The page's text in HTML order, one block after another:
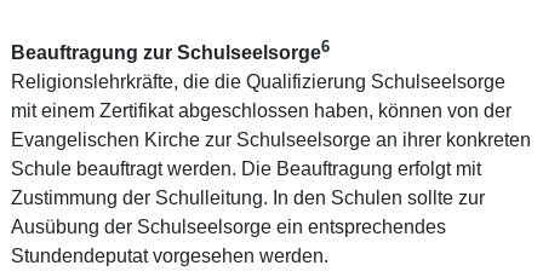
Beauftragung zur Schulseelsorge6
Religionslehrkräfte, die die Qualifizierung Schulseelsorge
mit einem Zertifikat abgeschlossen haben, können von der
Evangelischen Kirche zur Schulseelsorge an ihrer konkreten
Schule beauftragt werden. Die Beauftragung erfolgt mit
Zustimmung der Schulleitung. In den Schulen sollte zur
Ausübung der Schulseelsorge ein entsprechendes
Stundendeputat vorgesehen werden.